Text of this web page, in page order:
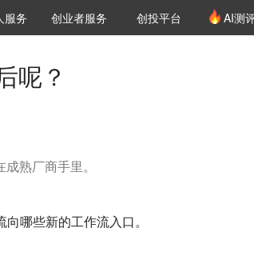
机构库
位推介
服务 创投氪堂
创业者服务 创投平台 AI测
呢？
熟厂商手里。
哪些新的工作流入口。